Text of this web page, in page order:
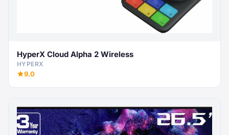
HyperX Cloud Alpha 2 Wireless
HYPERX
9.0